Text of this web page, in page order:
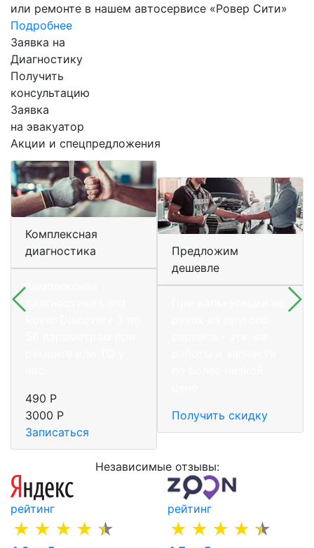
или ремонте в нашем автосервисе «Ровер Сити»
Подробнее
Заявка на
Диагностику
Получить
консультацию
Заявка
на эвакуатор
Акции и спецпредложения
Комплексная
диагностика
Комплексная
490 Р
3000 Р
Записаться
Предложим
дешевле
Получить скидку
Независимые отзывы:
рейтинг рейтинг